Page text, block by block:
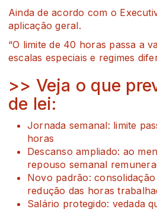
Ainda de acordo com o
aplicação geral.
“O limite de 40 horas passa a
escalas especiais e regimes
>> Veja o que
de lei:
Jornada semanal: limite
horas
Descanso ampliado: ao
repouso semanal
Novo padrão:
redução das horas
Salário protegido: vedada